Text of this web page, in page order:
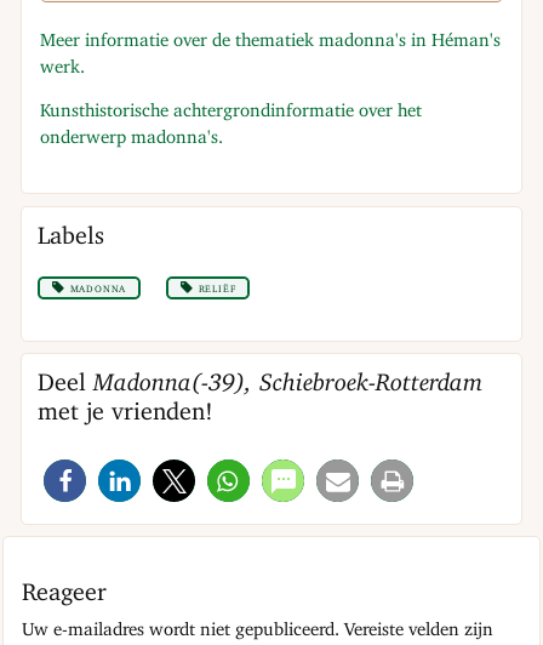
Meer informatie over de thematiek madonna's in Héman's
werk.
Kunsthistorische achtergrondinformatie over het
onderwerp madonna's.
Labels
madonna reliëf
Deel Madonna(-39), Schiebroek-Rotterdam
met je vrienden!
Reageer
Uw e-mailadres wordt niet gepubliceerd. Vereiste velden zijn